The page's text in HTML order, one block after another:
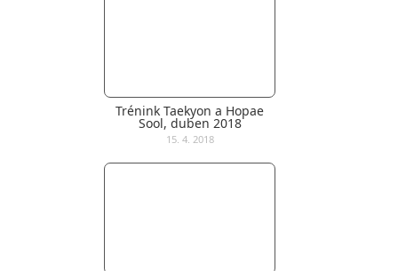
Trénink Taekyon a Hopae
Sool, duben 2018
15. 4. 2018